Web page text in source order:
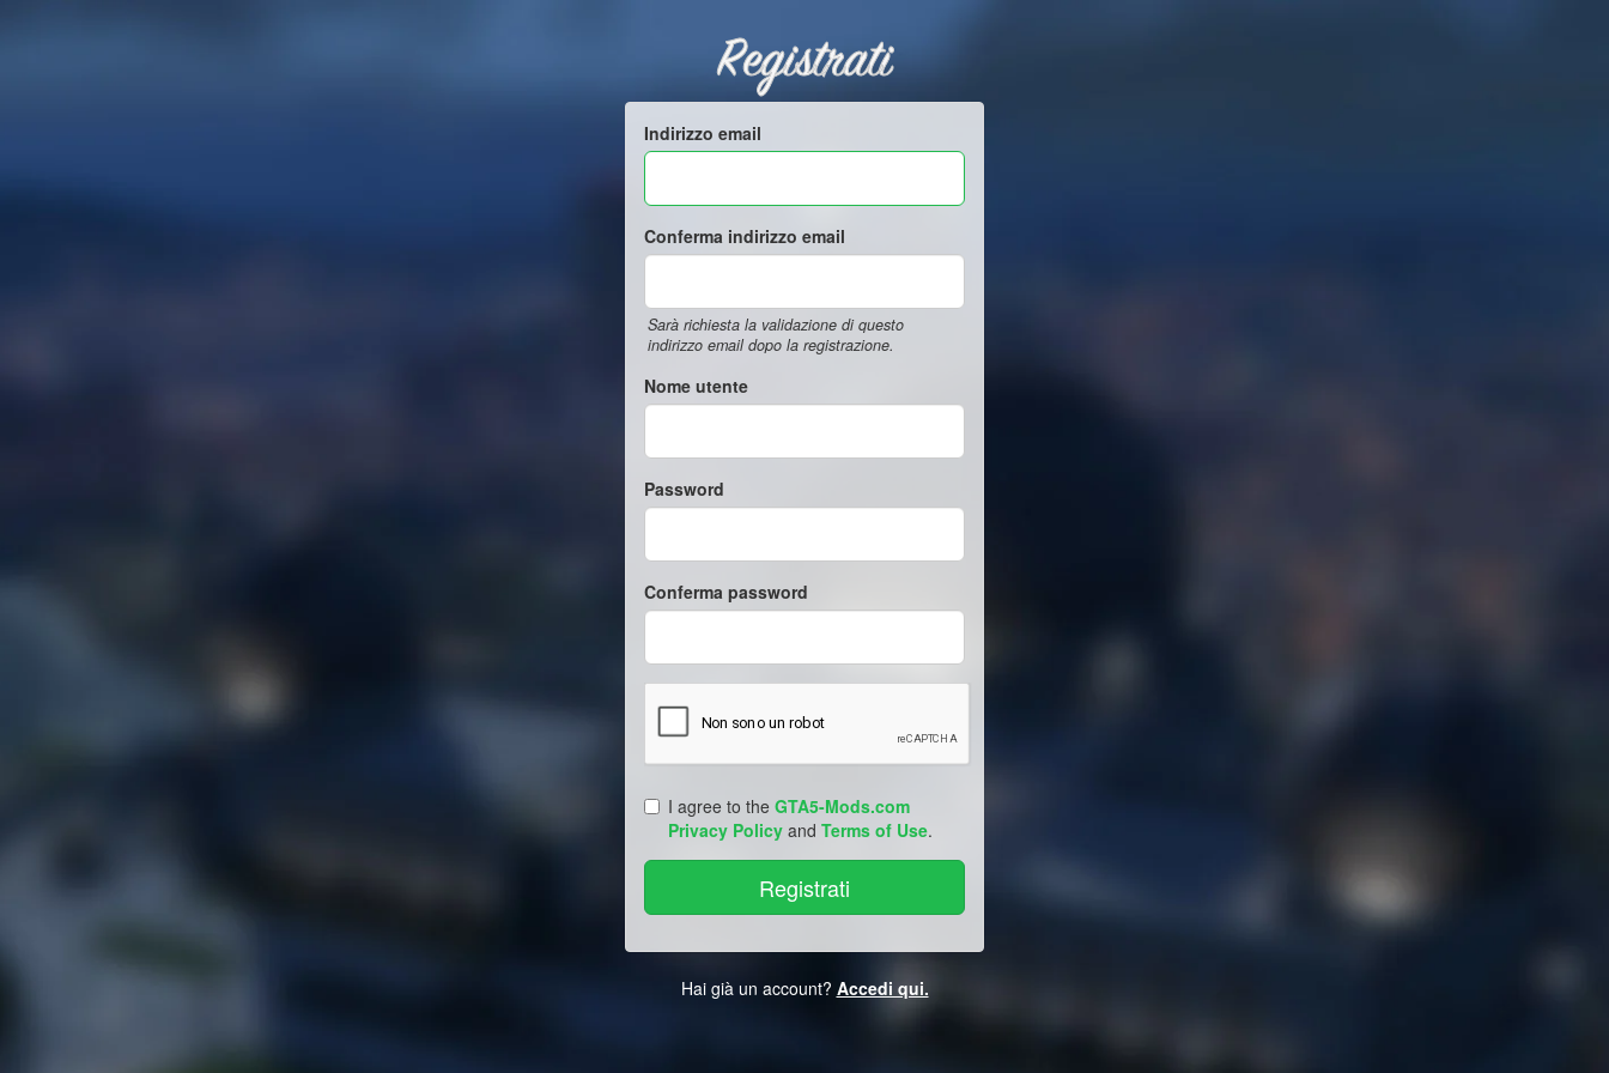
Registrati
Indirizzo email
Conferma indirizzo email
Sarà richiesta la validazione di questo
indirizzo email dopo la registrazione.
Nome utente
Password
Conferma password
I agree to the GTA5-Mods.com
Privacy Policy and Terms of Use.
Hai già un account? Accedi qui.